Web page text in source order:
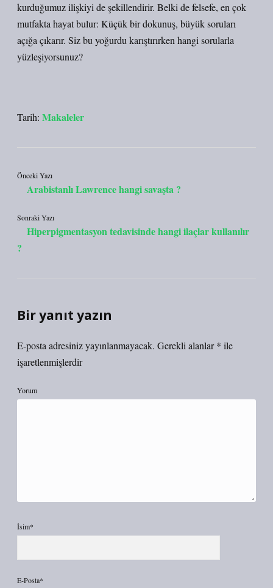
kurduğumuz ilişkiyi de şekillendirir. Belki de felsefe, en çok
mutfakta hayat bulur: Küçük bir dokunuş, büyük soruları
açığa çıkarır. Siz bu yoğurdu karıştırırken hangi sorularla
yüzleşiyorsunuz?
Tarih: Makaleler
Önceki Yazı
Arabistanlı Lawrence hangi savaşta ?
Sonraki Yazı
Hiperpigmentasyon tedavisinde hangi ilaçlar kullanılır
?
Bir yanıt yazın
E-posta adresiniz yayınlanmayacak. Gerekli alanlar* ile
işaretlenmişlerdir
Yorum
İsim*
E-Posta*